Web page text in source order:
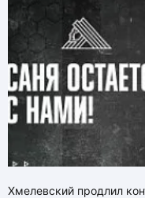
Хмелевский продлил